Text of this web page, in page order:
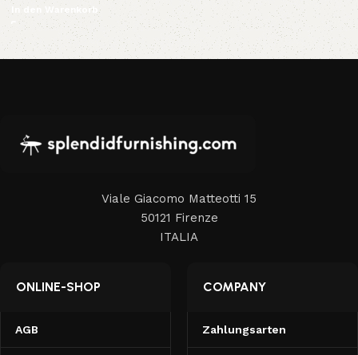
In den Warenkorb
Viale Giacomo Matteotti 15
50121 Firenze
ITALIA
ONLINE-SHOP
AGB
COMPANY
Zahlungsarten